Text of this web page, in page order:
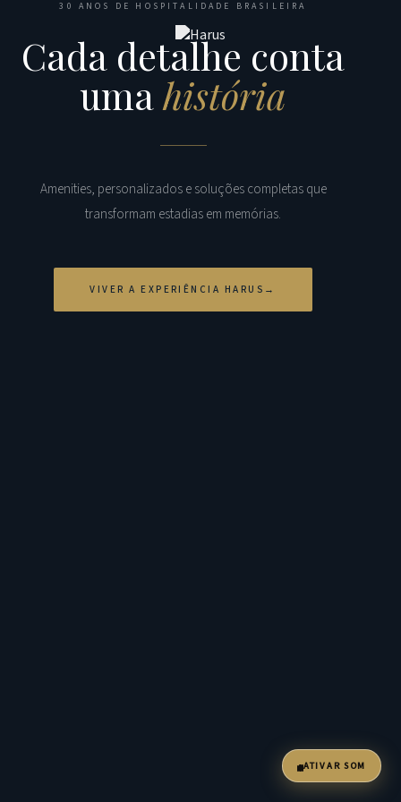
30 ANOS DE HOSPITALIDADE BRASILEIRA
Cada detalhe conta
umahistória
Amenities, personalizados e soluções completas que
transformam estadias em memórias.
VIVER A EXPERIÊNCIA HARUS
ATIVAR SOM